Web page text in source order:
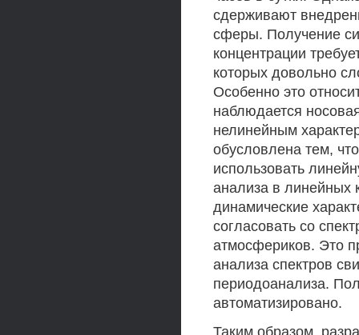
сдерживают
сферы. Получение
концентрации
которых довольно
Особенно это
наблюдается
нелинейным
обусловлена тем,
использовать
анализа в линейных
динамические
согласовать со
атмосфериков. Это
анализа спектров
периодоанализа.
автоматизировано.
Таким образом,